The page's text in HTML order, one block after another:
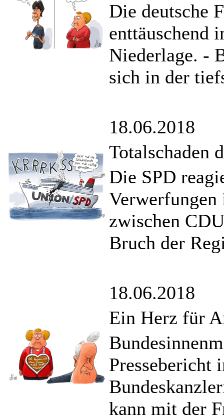
Die deutsche
enttäuschend
Niederlage. -
sich in der
18.06.2018
Totalschaden
Die SPD
zwischen
Bruch der
18.06.2018
Ein Herz für
Pressebericht
kann mit der